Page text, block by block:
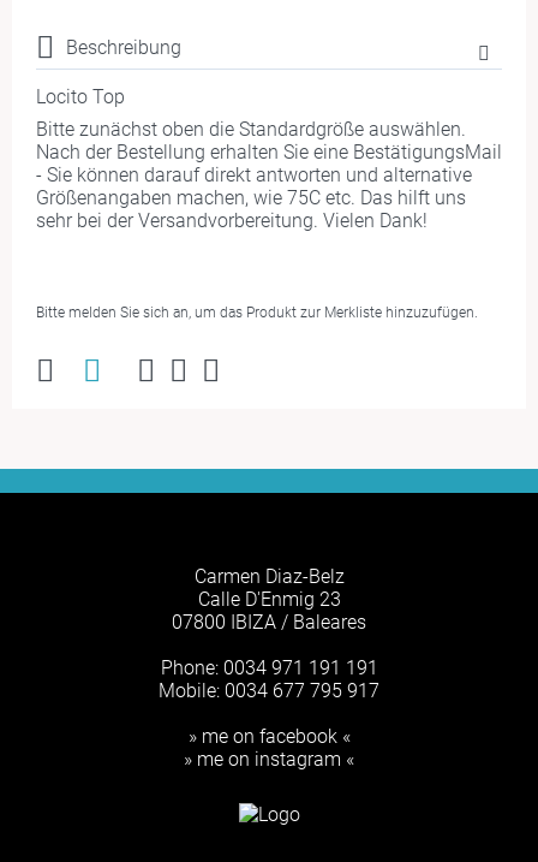
Beschreibung
Locito Top
Bitte zunächst oben die Standardgröße auswählen.
Nach der Bestellung erhalten Sie eine BestätigungsMail
- Sie können darauf direkt antworten und alternative
Größenangaben machen, wie 75C etc. Das hilft uns
sehr bei der Versandvorbereitung. Vielen Dank!
Bitte melden Sie sich an, um das Produkt zur Merkliste hinzuzufügen.
Carmen Diaz-Belz
Calle D'Enmig 23
07800 IBIZA / Baleares
Phone: 0034 971 191 191
Mobile: 0034 677 795 917
» me on facebook «
» me on instagram «